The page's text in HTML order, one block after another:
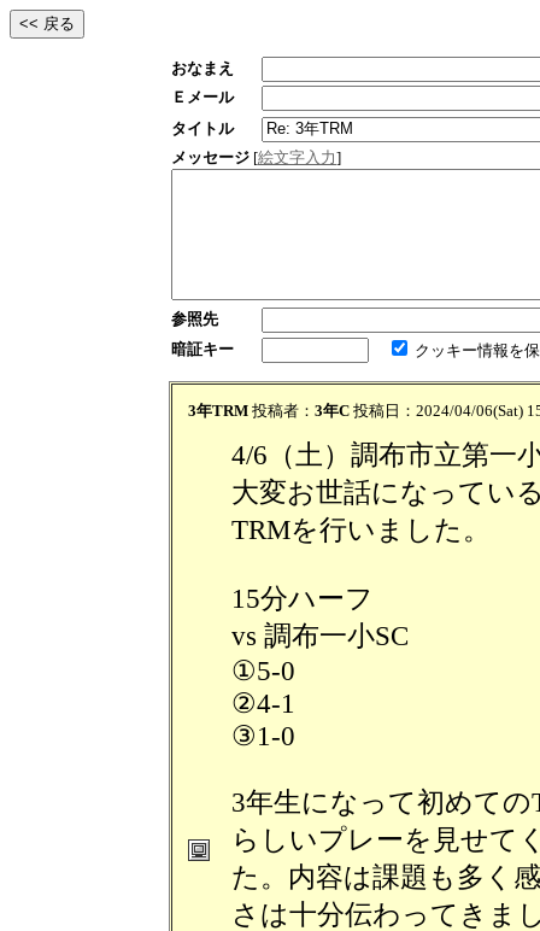
おなまえ
Ｅメール
タイトル
メッセージ [絵文字入力]
参照先
暗証キー
クッキー情報を
3年TRM 投稿者： 3年C 投稿日：2024/04/06(Sat)
4/6（土）調布市立第一
大変お世話になってい
TRMを行いました。
15分ハーフ
vs 調布一小SC
①5-0
②4-1
③1-0
3年生になって初めて
らしいプレーを見せて
た。内容は課題も多く
さは十分伝わってきま